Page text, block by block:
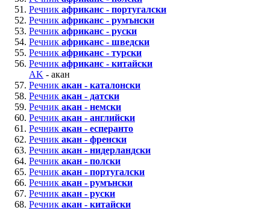
Речник африканс - португалски
Речник африканс - румънски
Речник африканс - руски
Речник африканс - шведски
Речник африканс - турски
Речник африканс - китайски
AK - акан
Речник акан - каталонски
Речник акан - датски
Речник акан - немски
Речник акан - английски
Речник акан - есперанто
Речник акан - френски
Речник акан - нидерландски
Речник акан - полски
Речник акан - португалски
Речник акан - румънски
Речник акан - руски
Речник акан - китайски